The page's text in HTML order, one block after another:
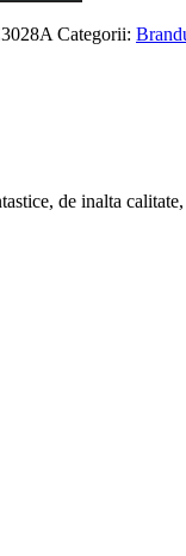
Categorii:
de inalta